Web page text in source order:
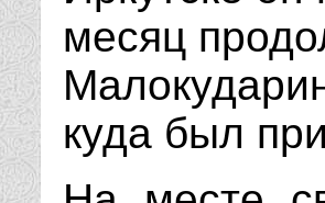
месяц
куда был